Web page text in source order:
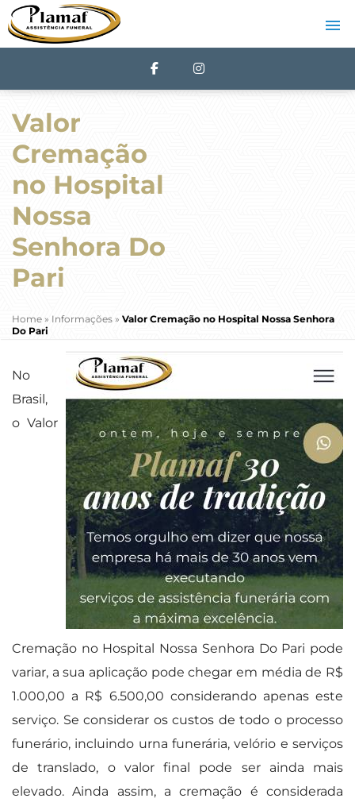
Valor
Cremação
no Hospital
Nossa
Senhora Do
Pari
Home » Informações » Valor Cremação no Hospital Nossa Senhora
Do Pari
No
Brasil,
o Valor
Cremação no Hospital Nossa Senhora Do Pari pode
variar, a sua aplicação pode chegar em média de R$
1.000,00 a R$ 6.500,00 considerando apenas este
serviço. Se considerar os custos de todo o processo
funerário, incluindo urna funerária, velório e serviços
de translado, o valor final pode ser ainda mais
elevado. Ainda assim, a cremação é considerada